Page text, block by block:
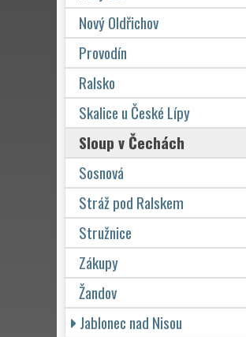
Nový Oldřichov
Provodín
Ralsko
Skalice u České Lípy
Sloup v Čechách
Sosnová
Stráž pod Ralskem
Stružnice
Zákupy
Žandov
Jablonec nad Nisou